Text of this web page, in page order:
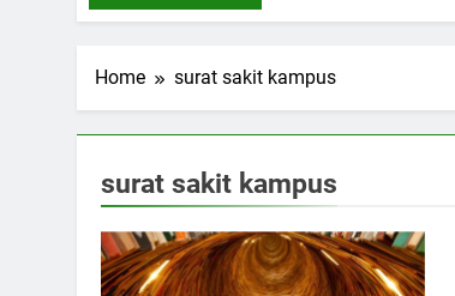
Home surat sakit kampus
surat sakit kampus